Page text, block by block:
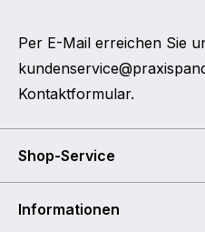
Per E-Mail erreichen Sie
Kontaktformular.
Shop-Service
Informationen